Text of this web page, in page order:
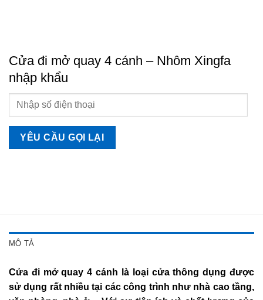
Cửa đi mở quay 4 cánh – Nhôm Xingfa
nhập khẩu
MÔ TẢ
Cửa đi mở quay 4 cánh là loại cửa thông dụng được
sử dụng rất nhiều tại các công trình như nhà cao tầng,